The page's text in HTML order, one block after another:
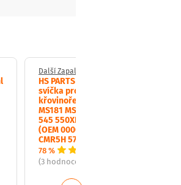
Další Zapalovací svíčky
HS PARTS zapalovací
svíčka pro motorové pily a
křovinořezy Stihl MS171
MS181 MS211 Husqvarna
545 550XP 555 556 560XP
(OEM 00004007009 NGK
CMR5H 574519601)
78 %
(3 hodnocení)